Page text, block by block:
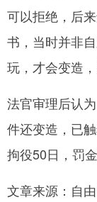
可以拒绝，后
书，当时并非
玩，才会变造，
法官审理后认
件还变造，已
拘役50日，罚金
文章来源：自